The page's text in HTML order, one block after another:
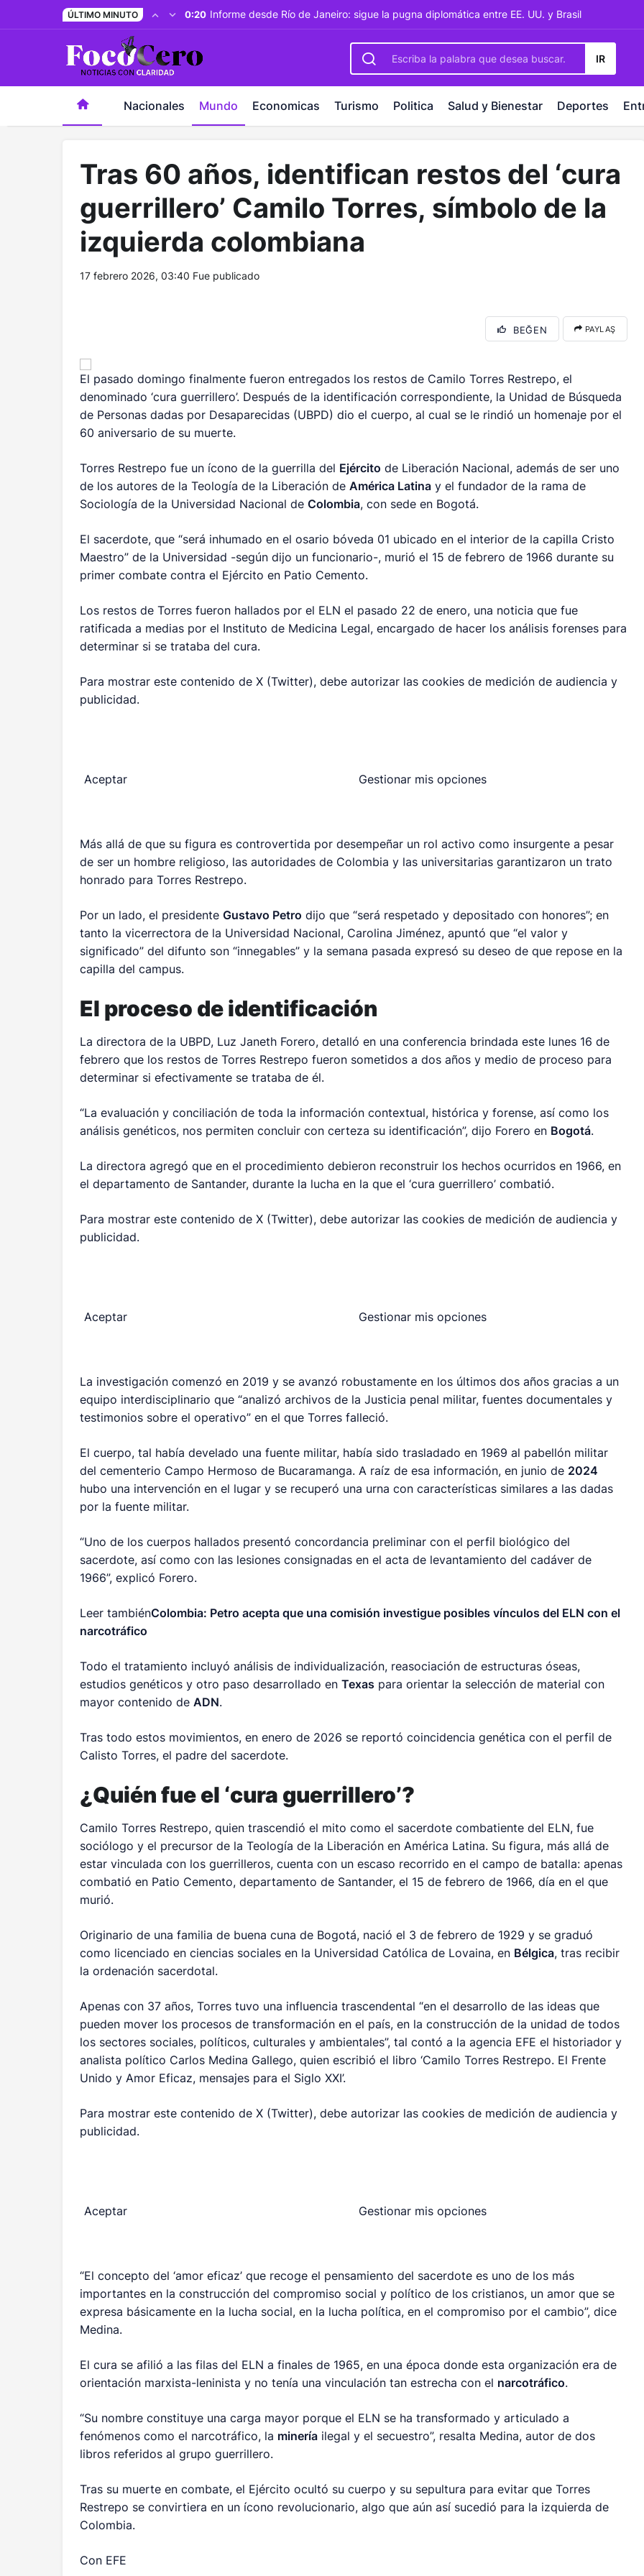
pusulabet giriş-trwin giriş levabet - vizebet giriş -masterbetting palacebet1.com- kralbet yeni giriş tlcasino giriş
ÚLTIMO MINUTO 0:20 Informe desde Río de Janeiro: sigue la pugna diplomática entre EE. UU. y Brasil
IR
Nacionales Mundo Economicas Turismo Politica Salud y Bienestar Deportes
Tras 60 años, identifican restos del ‘cura
guerrillero’ Camilo Torres, símbolo de la
izquierda colombiana
17 febrero 2026, 03:40 Fue publicado
BEĞEN PAYLAŞ
El pasado domingo finalmente fueron entregados los restos de Camilo Torres Restrepo, el
denominado ‘cura guerrillero’. Después de la identificación correspondiente, la Unidad de Búsqueda
de Personas dadas por Desaparecidas (UBPD) dio el cuerpo, al cual se le rindió un homenaje por el
60 aniversario de su muerte.
Torres Restrepo fue un ícono de la guerrilla del Ejército de Liberación Nacional, además de ser uno
de los autores de la Teología de la Liberación deAmérica Latina y el fundador de la rama de
Sociología de la Universidad Nacional deColombia, con sede en Bogotá.
El sacerdote, que “será inhumado en el osario bóveda 01 ubicado en el interior de la capilla Cristo
Maestro” de la Universidad -según dijo un funcionario-, murió el 15 de febrero de 1966 durante su
primer combate contra el Ejército en Patio Cemento.
Los restos de Torres fueron hallados por el ELN el pasado 22 de enero, una noticia que fue
ratificada a medias por el Instituto de Medicina Legal, encargado de hacer los análisis forenses para
determinar si se trataba del cura.
Para mostrar este contenido de X (Twitter), debe autorizar las cookies de medición de audiencia y
publicidad.
Aceptar Gestionar mis opciones
Más allá de que su figura es controvertida por desempeñar un rol activo como insurgente a pesar
de ser un hombre religioso, las autoridades de Colombia y las universitarias garantizaron un trato
honrado para Torres Restrepo.
Por un lado, el presidenteGustavo Petro dijo que “será respetado y depositado con honores”; en
tanto la vicerrectora de la Universidad Nacional, Carolina Jiménez, apuntó que “el valor y
significado” del difunto son “innegables” y la semana pasada expresó su deseo de que repose en la
capilla del campus.
El proceso de identificación
La directora de la UBPD, Luz Janeth Forero, detalló en una conferencia brindada este lunes 16 de
febrero que los restos de Torres Restrepo fueron sometidos a dos años y medio de proceso para
determinar si efectivamente se trataba de él.
“La evaluación y conciliación de toda la información contextual, histórica y forense, así como los
análisis genéticos, nos permiten concluir con certeza su identificación”, dijo Forero en Bogotá.
La directora agregó que en el procedimiento debieron reconstruir los hechos ocurridos en 1966, en
el departamento de Santander, durante la lucha en la que el ‘cura guerrillero’ combatió.
Para mostrar este contenido de X (Twitter), debe autorizar las cookies de medición de audiencia y
publicidad.
Aceptar Gestionar mis opciones
La investigación comenzó en 2019 y se avanzó robustamente en los últimos dos años gracias a un
equipo interdisciplinario que “analizó archivos de la Justicia penal militar, fuentes documentales y
testimonios sobre el operativo” en el que Torres falleció.
El cuerpo, tal había develado una fuente militar, había sido trasladado en 1969 al pabellón militar
del cementerio Campo Hermoso de Bucaramanga. A raíz de esa información, en junio de 2024
hubo una intervención en el lugar y se recuperó una urna con características similares a las dadas
por la fuente militar.
“Uno de los cuerpos hallados presentó concordancia preliminar con el perfil biológico del
sacerdote, así como con las lesiones consignadas en el acta de levantamiento del cadáver de
1966”, explicó Forero.
Leer tambiénColombia: Petro acepta que una comisión investigue posibles vínculos del ELN con el
narcotráfico
Todo el tratamiento incluyó análisis de individualización, reasociación de estructuras óseas,
estudios genéticos y otro paso desarrollado enTexas para orientar la selección de material con
mayor contenido deADN.
Tras todo estos movimientos, en enero de 2026 se reportó coincidencia genética con el perfil de
Calisto Torres, el padre del sacerdote.
¿Quién fue el ‘cura guerrillero’?
Camilo Torres Restrepo, quien trascendió el mito como el sacerdote combatiente del ELN, fue
sociólogo y el precursor de la Teología de la Liberación en América Latina. Su figura, más allá de
estar vinculada con los guerrilleros, cuenta con un escaso recorrido en el campo de batalla: apenas
combatió en Patio Cemento, departamento de Santander, el 15 de febrero de 1966, día en el que
murió.
Originario de una familia de buena cuna de Bogotá, nació el 3 de febrero de 1929 y se graduó
como licenciado en ciencias sociales en la Universidad Católica de Lovaina, en Bélgica, tras recibir
la ordenación sacerdotal.
Apenas con 37 años, Torres tuvo una influencia trascendental “en el desarrollo de las ideas que
pueden mover los procesos de transformación en el país, en la construcción de la unidad de todos
los sectores sociales, políticos, culturales y ambientales”, tal contó a la agencia EFE el historiador y
analista político Carlos Medina Gallego, quien escribió el libro ‘Camilo Torres Restrepo. El Frente
Unido y Amor Eficaz, mensajes para el Siglo XXI’.
Para mostrar este contenido de X (Twitter), debe autorizar las cookies de medición de audiencia y
publicidad.
Aceptar Gestionar mis opciones
“El concepto del ‘amor eficaz’ que recoge el pensamiento del sacerdote es uno de los más
importantes en la construcción del compromiso social y político de los cristianos, un amor que se
expresa básicamente en la lucha social, en la lucha política, en el compromiso por el cambio”, dice
Medina.
El cura se afilió a las filas del ELN a finales de 1965, en una época donde esta organización era de
orientación marxista-leninista y no tenía una vinculación tan estrecha con el narcotráfico.
“Su nombre constituye una carga mayor porque el ELN se ha transformado y articulado a
fenómenos como el narcotráfico, la minería ilegal y el secuestro”, resalta Medina, autor de dos
libros referidos al grupo guerrillero.
Tras su muerte en combate, el Ejército ocultó su cuerpo y su sepultura para evitar que Torres
Restrepo se convirtiera en un ícono revolucionario, algo que aún así sucedió para la izquierda de
Colombia.
Con EFE